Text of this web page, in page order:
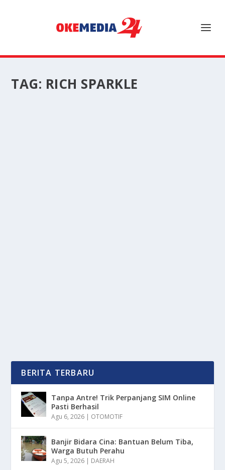
TAG: RICH SPARKLE
BERITA TERBARU
Tanpa Antre! Trik Perpanjang SIM Online
Pasti Berhasil
Agu 6, 2026 | OTOMOTIF
Banjir Bidara Cina: Bantuan Belum Tiba,
Warga Butuh Perahu
Agu 5, 2026 | DAERAH